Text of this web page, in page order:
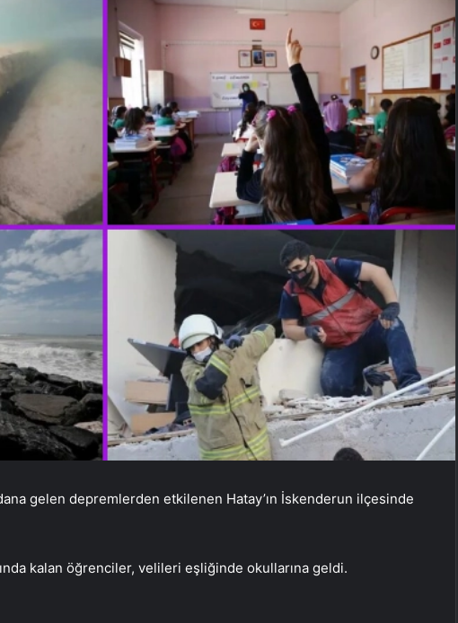
gelen depremlerden etkilenen Hatay’ın İskenderun ilçesinde
kalan öğrenciler, velileri eşliğinde okullarına geldi.